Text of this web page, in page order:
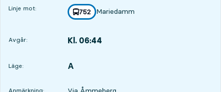
Linje mot: linje
752
mot
Mariedamm
,
Avgår: Kl. 06:44
Läge:
LÄGE, A
,
Anmärkning: